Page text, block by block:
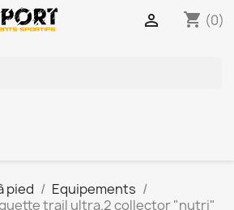
shopping_cart (0)

pied
Equipements
trail ultra.2 collector "nutri"